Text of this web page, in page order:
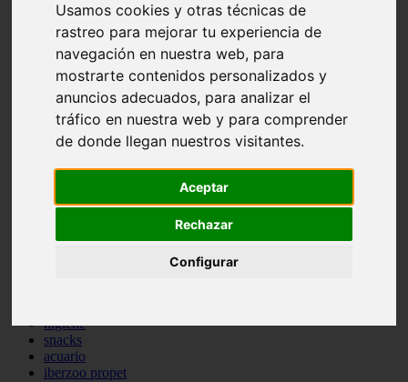
Usamos cookies y otras técnicas de
rastreo para mejorar tu experiencia de
navegación en nuestra web, para
mostrarte contenidos personalizados y
anuncios adecuados, para analizar el
tráfico en nuestra web y para comprender
de donde llegan nuestros visitantes.
Aceptar
Rechazar
Configurar
ventas
mantenimiento
marketing
bienestar
peque os mam feros
verano
legislaci n
peluquer a
peluquer a canina
consejos
protagonistas
higiene
snacks
acuario
iberzoo propet